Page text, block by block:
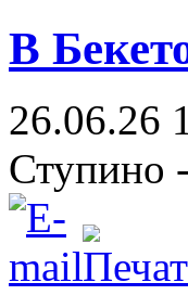
В
26.06.26
Ступино -